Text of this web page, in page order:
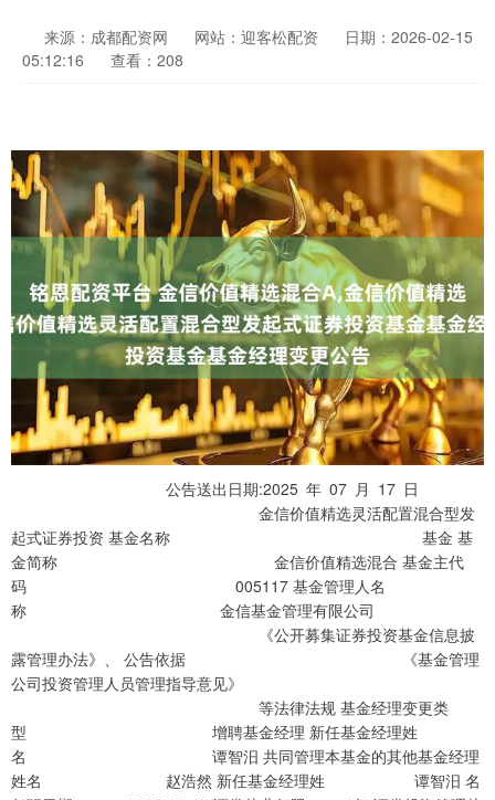
来源：成都配资网 网站：迎客松配资
日期：2026-02-15
05:12:16
查看：208
公告送出日期:2025 年 07 月 17 日
金信价值精选灵活配置混合型发
起式证券投资 基金名称 基金 基
金简称 金信价值精选混合 基金主代
码 005117 基金管理人名
称 金信基金管理有限公司
《公开募集证券投资基金信息披
露管理办法》、 公告依据 《基金管理
公司投资管理人员管理指导意见》
等法律法规 基金经理变更类
型 增聘基金经理 新任基金经理姓
名 谭智汨 共同管理本基金的其他基金经理
姓名 赵浩然 新任基金经理姓 谭智汨 名